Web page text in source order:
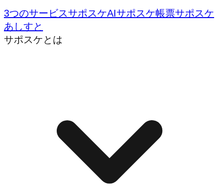
3つのサービスサポスケAIサポスケ帳票サポスケ
あしすと
サポスケとは